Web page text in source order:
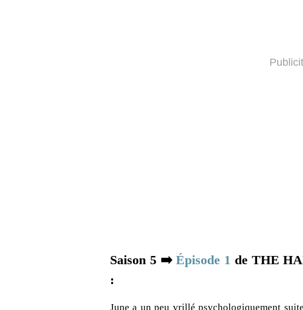
Saison 5 ➡️Épisode 1 de THE
:
June a un peu vrillé psychologiquement